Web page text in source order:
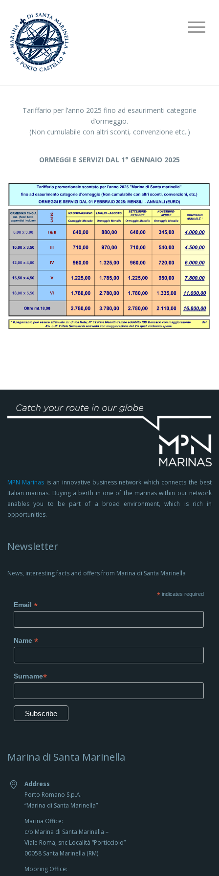
Tariffario per l’anno 2025 fino ad esaurimenti categorie
d’ormeggio.
(Non cumulabile con altri sconti, convenzione etc..)
ORMEGGI E SERVIZI DAL 1° GENNAIO 2025
MPN Marinas is an innovative business network which connects the best
Italian marinas. Buying a berth in one of the marinas within our network
enables you to be part of a broad environment, which is rich in
opportunities.
Newsletter
News, interesting facts and offers from Marina di Santa Marinella
*indicates required
Email *
Name *
Surname*
Marina di Santa Marinella
Address
Porto Romano S.p.A.
“Marina di Santa Marinella”
Marina Office:
c/o Marina di Santa Marinella –
Viale Roma, snc Località “Porticciolo”
00058 Santa Marinella (RM)
Mooring Office: